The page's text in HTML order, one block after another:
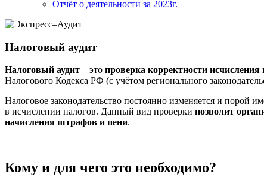
Отчёт о деятельности за 2023г.
Налоговый аудит
Налоговый аудит – это проверка корректности
Налогового Кодекса РФ (с учётом регионального
Налоговое законодательство постоянно изменяется и порой
в исчислении налогов. Данный вид проверки позволит
начисления штрафов и пени.
Кому и для чего это необходимо?